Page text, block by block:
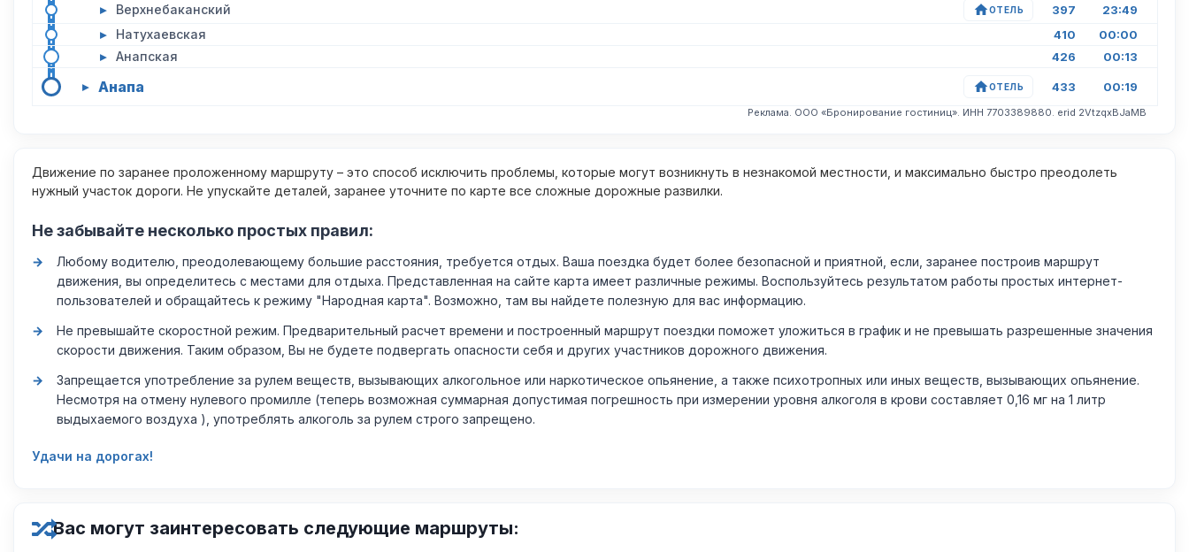
▸ Верхнебаканский ОТЕЛЬ 397 23:49
▸ Натухаевская 410 00:00
▸ Анапская 426 00:13
▸ Анапа ОТЕЛЬ 433 00:19
Реклама. ООО «Бронирование гостиниц». ИНН 7703389880. erid 2VtzqxBJaMB
Движение по заранее проложенному маршруту – это способ исключить проблемы, которые могут возникнуть в незнакомой местности, и максимально быстро преодолеть
нужный участок дороги. Не упускайте деталей, заранее уточните по карте все сложные дорожные развилки.
Не забывайте несколько простых правил:
Любому водителю, преодолевающему большие расстояния, требуется отдых. Ваша поездка будет более безопасной и приятной, если, заранее построив маршрут
движения, вы определитесь с местами для отдыха. Представленная на сайте карта имеет различные режимы. Воспользуйтесь результатом работы простых интернет-
пользователей и обращайтесь к режиму "Народная карта". Возможно, там вы найдете полезную для вас информацию.
Не превышайте скоростной режим. Предварительный расчет времени и построенный маршрут поездки поможет уложиться в график и не превышать разрешенные значения
скорости движения. Таким образом, Вы не будете подвергать опасности себя и других участников дорожного движения.
Запрещается употребление за рулем веществ, вызывающих алкогольное или наркотическое опьянение, а также психотропных или иных веществ, вызывающих опьянение.
Несмотря на отмену нулевого промилле (теперь возможная суммарная допустимая погрешность при измерении уровня алкоголя в крови составляет 0,16 мг на 1 литр
выдыхаемого воздуха ), употреблять алкоголь за рулем строго запрещено.
Удачи на дорогах!
Вас могут заинтересовать следующие маршруты: